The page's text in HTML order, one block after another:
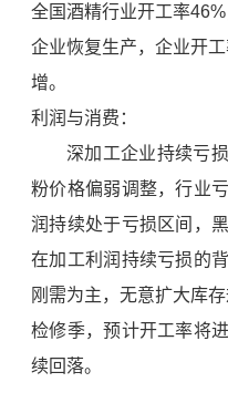
全国酒精行业开工率
企业恢复生产，企业开
增。
利润与消费：
深加工企业持续亏
粉价格偏弱调整，行业
润持续处于亏损区间，
在加工利润持续亏损的
刚需为主，无意扩大库
检修季，预计开工率将
续回落。